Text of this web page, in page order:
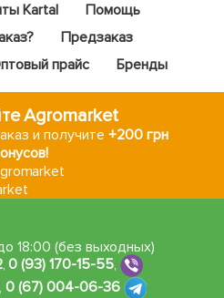
Kartal
Помощь
Предзаказ
прайс Бренды
Agromarket
и получите +200 грн
18:00 (без выходных)
,0 (93) 170-15-55,
, 0 (67) 004-06-36